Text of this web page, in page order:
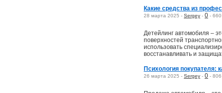
Какие средства из
28 марта 2025 - Sergey - 0 - 660
Детейлинг автомобиля –
поверхностей
использовать
восстанавливать и
Психология покупателя:
26 марта 2025 - Sergey - 0 - 806